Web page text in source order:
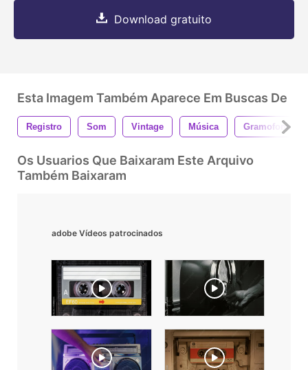
Download gratuito
Esta Imagem Também Aparece Em Buscas De
Registro Som Vintage Música Gramofone
Os Usuarios Que Baixaram Este Arquivo
Também Baixaram
adobe Vídeos patrocinados